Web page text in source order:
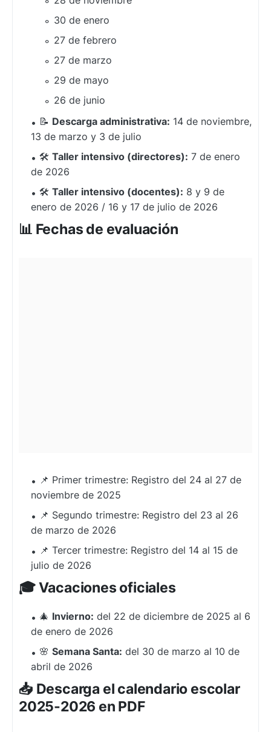
30 de enero
27 de febrero
27 de marzo
29 de mayo
26 de junio
📝 Descarga administrativa: 14 de noviembre,
13 de marzo y 3 de julio
🛠️ Taller intensivo (directores): 7 de enero
de 2026
🛠️ Taller intensivo (docentes): 8 y 9 de
enero de 2026 / 16 y 17 de julio de 2026
📊 Fechas de evaluación
📌 Primer trimestre: Registro del 24 al 27 de
noviembre de 2025
📌 Segundo trimestre: Registro del 23 al 26
de marzo de 2026
📌 Tercer trimestre: Registro del 14 al 15 de
julio de 2026
🎓 Vacaciones oficiales
🎄 Invierno: del 22 de diciembre de 2025 al 6
de enero de 2026
🌸 Semana Santa: del 30 de marzo al 10 de
abril de 2026
📥 Descarga el calendario escolar
2025-2026 en PDF